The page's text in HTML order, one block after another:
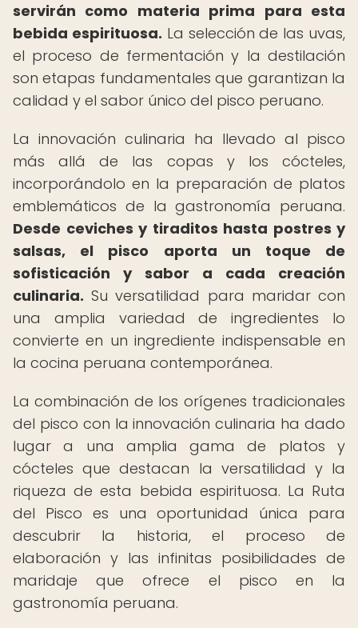
servirán como materia prima para esta
bebida espirituosa. La selección de las uvas,
el proceso de fermentación y la destilación
son etapas fundamentales que garantizan la
calidad y el sabor único del pisco peruano.
La innovación culinaria ha llevado al pisco
más allá de las copas y los cócteles,
incorporándolo en la preparación de platos
emblemáticos de la gastronomía peruana.
Desde ceviches y tiraditos hasta postres y
salsas, el pisco aporta un toque de
sofisticación y sabor a cada creación
culinaria. Su versatilidad para maridar con
una amplia variedad de ingredientes lo
convierte en un ingrediente indispensable en
la cocina peruana contemporánea.
La combinación de los orígenes tradicionales
del pisco con la innovación culinaria ha dado
lugar a una amplia gama de platos y
cócteles que destacan la versatilidad y la
riqueza de esta bebida espirituosa. La Ruta
del Pisco es una oportunidad única para
descubrir la historia, el proceso de
elaboración y las infinitas posibilidades de
maridaje que ofrece el pisco en la
gastronomía peruana.